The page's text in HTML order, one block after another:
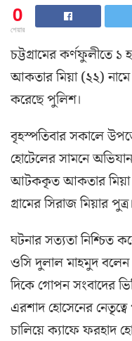
0
শেয়ার
চট্টগ্রামের কর্ণফুলীতে
আকতার মিয়া (২২)
করেছে পুলিশ।
বৃহস্পতিবার সকালে
হোটেলের সামনে
আটককৃত আকতার মিয়া
গ্রামের সিরাজ মিয়ার পুত্র।
ঘটনার সত্যতা নিশ্চিত
ওসি দুলাল মাহমুদ
দিকে গোপন সংবাদের
এরশাদ হোসেনের
চালিয়ে ক্যাফে ফরহাদ